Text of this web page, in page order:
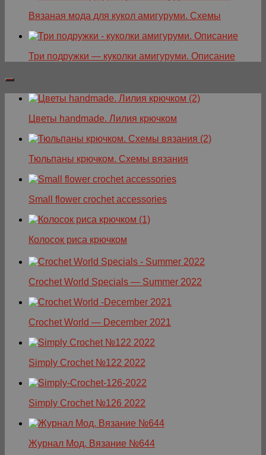
Вязаная мода для кукол амигуруми. Схемы
Три подружки — куколки амигуруми. Описание
Цветы handmade. Лилия крючком
Тюльпаны крючком. Схемы вязания
Small flower crochet accessories
Колосок риса крючком
Crochet World Specials — Summer 2022
Crochet World — December 2021
Simply Crochet №122 2022
Simply Crochet №126 2022
Журнал Мод. Вязание №644